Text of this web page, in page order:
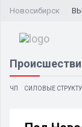
Новосибирск
ЧП СИЛОВЫЕ